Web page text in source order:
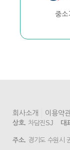
중소
회사소개 이용약
상호. 차담진SJ 대
주소. 경기도 수원시